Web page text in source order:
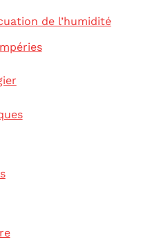
de l’humidité